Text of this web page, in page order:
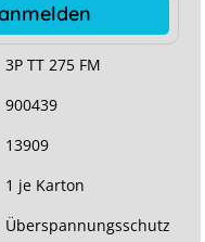
3P TT 275 FM
900439
13909
1 je Karton
Überspannungsschutz